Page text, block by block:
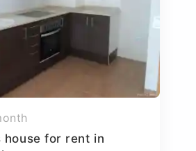
house for rent in